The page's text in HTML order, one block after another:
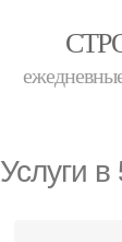
Услуги